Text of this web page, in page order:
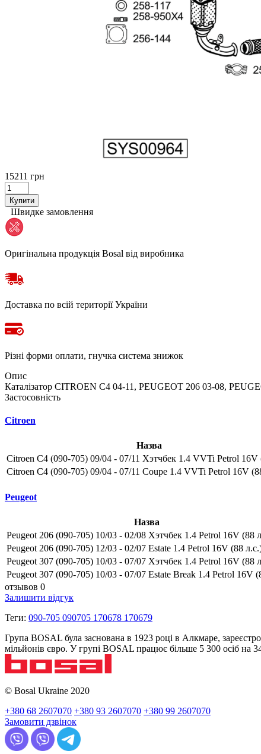
15211 грн
Купити
Швидке замовлення
Оригінальна продукція Bosal від виробника
Доставка по всій території України
Різні форми оплати, гнучка система знижок
Опис
Каталізатор CITROEN C4 04-11, PEUGEOT 206 03-08,
Застосовність
Citroen
Назва
Citroen C4 (090-705) 09/04 - 07/11 Хэтчбек 1.4 VVTi Petrol 16V
Citroen C4 (090-705) 09/04 - 07/11 Coupe 1.4 VVTi Petrol 16V
Peugeot
Назва
Peugeot 206 (090-705) 10/03 - 02/08 Хэтчбек 1.4 Petrol 16V (88
Peugeot 206 (090-705) 12/03 - 02/07 Estate 1.4 Petrol 16V (88
Peugeot 307 (090-705) 10/03 - 07/07 Хэтчбек 1.4 Petrol 16V (88
Peugeot 307 (090-705) 10/03 - 07/07 Estate Break 1.4 Petrol 16V
отзывов 0
Залишити відгук
Теги: 090-705 090705 170678 170679
Група BOSAL була заснована в 1923 році в Алкмаре,
мільйонів євро. У групі BOSAL працює більше 5 300 осіб на
© Bosal Ukraine 2020
+380 68 2607070 +380 93 2607070 +380 99 2607070
Замовити дзвінок